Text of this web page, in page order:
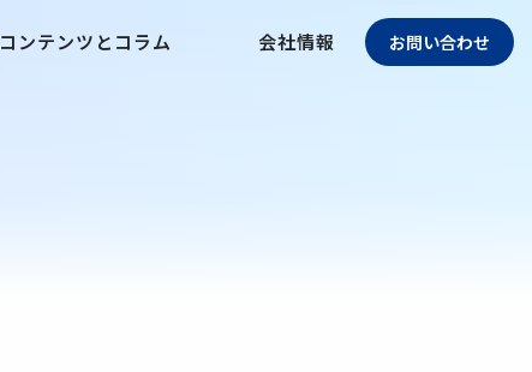
コンテンツとコラム 会社情報 お問い合わせ